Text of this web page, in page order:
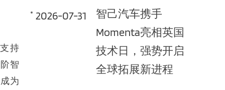
持
智
为
2026-07-31
智己汽车携手
Momenta亮相英国
技术日，强势开启
全球拓展新进程